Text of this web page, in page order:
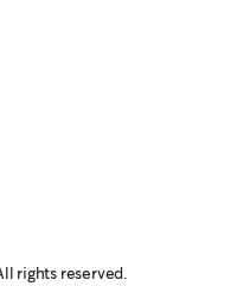
rights reserved.